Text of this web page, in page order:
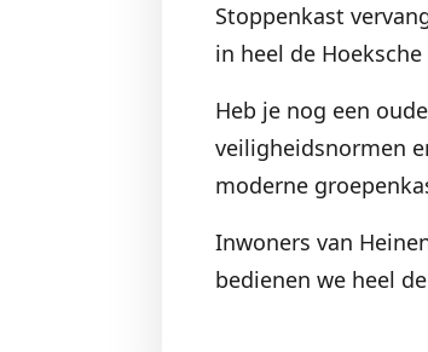
Stoppenkast
in heel de
Heb je nog een
veiligheidsnormen
moderne
Inwoners van
bedienen we heel